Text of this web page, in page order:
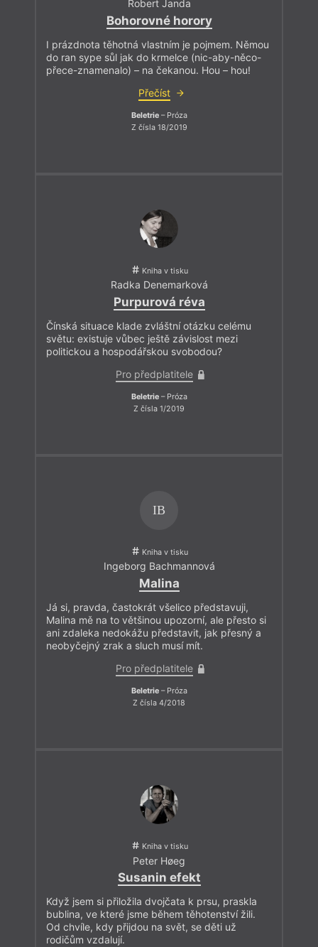
Robert Janda
Bohorovné horory
I prázdnota těhotná vlastním je pojmem. Němou
do ran sype sůl jak do krmelce (nic-aby-něco-
přece-znamenalo) – na čekanou. Hou – hou!
Přečíst
Beletrie– Próza
Z čísla 18/2019
Kniha v tisku
Radka Denemarková
Purpurová réva
Čínská situace klade zvláštní otázku celému
světu: existuje vůbec ještě závislost mezi
politickou a hospodářskou svobodou?
Pro předplatitele
Beletrie– Próza
Z čísla 1/2019
IB
Kniha v tisku
Ingeborg Bachmannová
Malina
Já si, pravda, častokrát všelico představuji,
Malina mě na to většinou upozorní, ale přesto si
ani zdaleka nedokážu představit, jak přesný a
neobyčejný zrak a sluch musí mít.
Pro předplatitele
Beletrie– Próza
Z čísla 4/2018
Kniha v tisku
Peter Høeg
Susanin efekt
Když jsem si přiložila dvojčata k prsu, praskla
bublina, ve které jsme během těhotenství žili.
Od chvíle, kdy přijdou na svět, se děti už
rodičům vzdalují.